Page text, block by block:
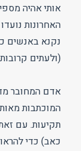
אותי אהיה
האחרונות
נקנא באנשים
(ולעתים
אדם המחובר
המוכתבות
תקיעות. עם
כאב) כדי